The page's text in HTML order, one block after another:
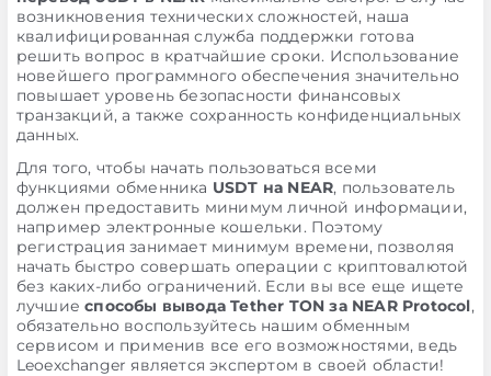
возникновения технических сложностей, наша
квалифицированная служба поддержки готова
решить вопрос в кратчайшие сроки. Использование
новейшего программного обеспечения значительно
повышает уровень безопасности финансовых
транзакций, а также сохранность конфиденциальных
данных.
Для того, чтобы начать пользоваться всеми
функциями обменника USDT на NEAR, пользователь
должен предоставить минимум личной информации,
например электронные кошельки. Поэтому
регистрация занимает минимум времени, позволяя
начать быстро совершать операции с криптовалютой
без каких-либо ограничений. Если вы все еще ищете
лучшиеспособы вывода Tether TON за NEAR Protocol,
обязательно воспользуйтесь нашим обменным
сервисом и применив все его возможностями, ведь
Leoexchanger является экспертом в своей области!